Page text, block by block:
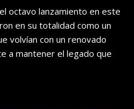
octavo lanzamiento en este
en su totalidad como un
volvían con un renovado
a mantener el legado que